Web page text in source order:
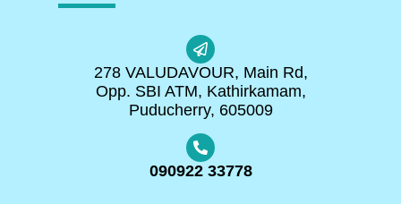
278 VALUDAVOUR, Main Rd,
Opp. SBI ATM, Kathirkamam,
Puducherry, 605009
090922 33778